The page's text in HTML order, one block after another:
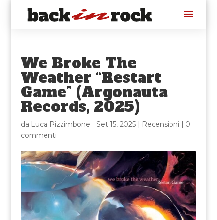
We Broke The
Weather “Restart
Game” (Argonauta
Records, 2025)
da Luca Pizzimbone | Set 15, 2025| Recensioni | 0
commenti